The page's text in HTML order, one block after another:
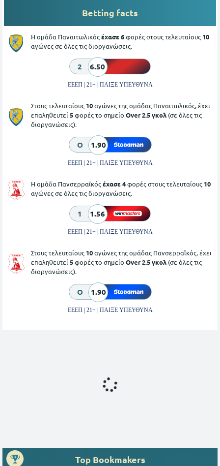
Betting facts
Η ομάδα Παναιτωλικόςέχασε 6φορές στους τελευταίους 10
αγώνες σε όλες τις διοργανώσεις.
2 6.50
ΕΕΕΠ | 21+ | ΠΑΙΞΕ ΥΠΕΥΘΥΝΑ
Στους τελευταίους 10αγώνες της ομάδας Παναιτωλικός, έχει
επαληθευτεί 5φορές το σημείο Over 2.5 γκολ (σε όλες τις
διοργανώσεις).
O 1.90
ΕΕΕΠ | 21+ | ΠΑΙΞΕ ΥΠΕΥΘΥΝΑ
Η ομάδα Πανσερραϊκόςέχασε 4φορές στους τελευταίους 10
αγώνες σε όλες τις διοργανώσεις.
1 1.56
ΕΕΕΠ | 21+ | ΠΑΙΞΕ ΥΠΕΥΘΥΝΑ
Στους τελευταίους 10αγώνες της ομάδας Πανσερραϊκός, έχει
επαληθευτεί 5φορές το σημείο Over 2.5 γκολ (σε όλες τις
διοργανώσεις).
O 1.90
ΕΕΕΠ | 21+ | ΠΑΙΞΕ ΥΠΕΥΘΥΝΑ
Top Bookmakers